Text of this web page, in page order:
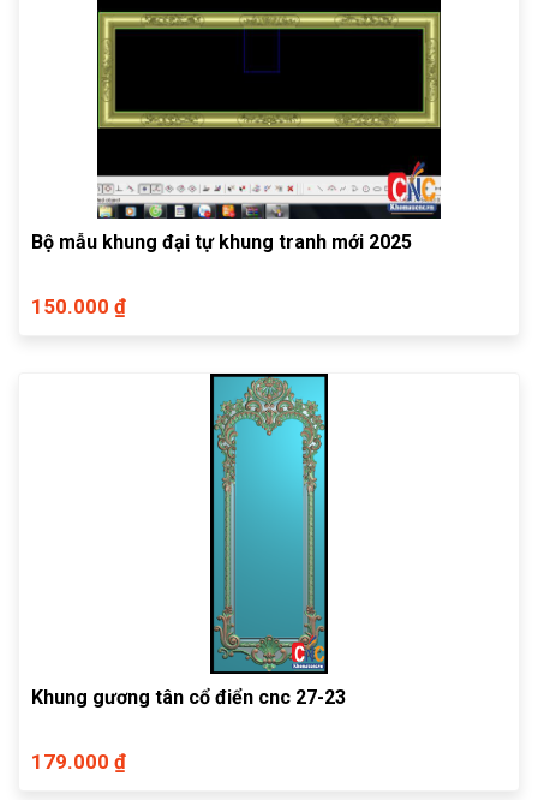
Bộ mẫu khung đại tự khung tranh mới 2025
150.000 ₫
Khung gương tân cổ điển cnc 27-23
179.000 ₫